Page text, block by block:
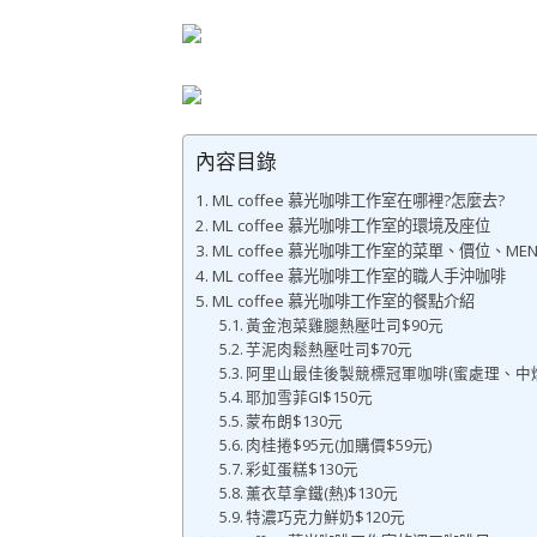
內容目錄
ML coffee 慕光咖啡工作室在哪裡?怎麼去?
ML coffee 慕光咖啡工作室的環境及座位
ML coffee 慕光咖啡工作室的菜單、價位、
ML coffee 慕光咖啡工作室的職人手沖咖啡
ML coffee 慕光咖啡工作室的餐點介紹
黃金泡菜雞腿熱壓吐司$90元
芋泥肉鬆熱壓吐司$70元
阿里山最佳後製競標冠軍咖啡(蜜處理、中
耶加雪菲GI$150元
蒙布朗$130元
肉桂捲$95元(加購價$59元)
彩虹蛋糕$130元
薰衣草拿鐵(熱)$130元
特濃巧克力鮮奶$120元